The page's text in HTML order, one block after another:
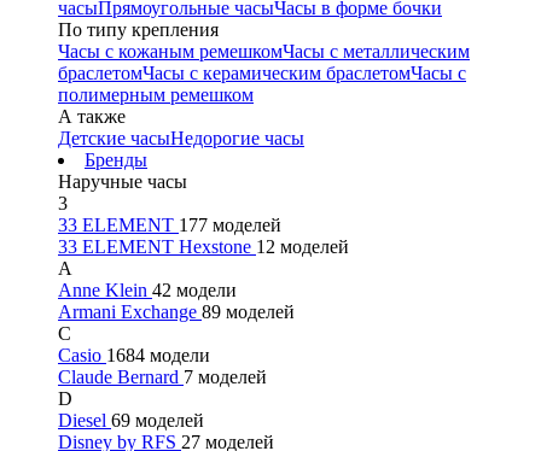
часыПрямоугольные часыЧасы в форме бочки
По типу крепления
Часы с кожаным ремешкомЧасы с металлическим
браслетомЧасы с керамическим браслетомЧасы с
полимерным ремешком
А также
Детские часыНедорогие часы
Бренды
Наручные часы
3
33 ELEMENT 177 моделей
33 ELEMENT Hexstone 12 моделей
A
Anne Klein 42 модели
Armani Exchange 89 моделей
C
Casio 1684 модели
Claude Bernard 7 моделей
D
Diesel 69 моделей
Disney by RFS 27 моделей